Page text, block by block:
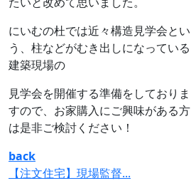
にいむの杜では近々構造見学会とい
う、柱などがむき出しになっている
建築現場の
見学会を開催する準備をしておりま
すので、お家購入にご興味がある方
は是非ご検討ください！
back
【注文住宅】現場監督...